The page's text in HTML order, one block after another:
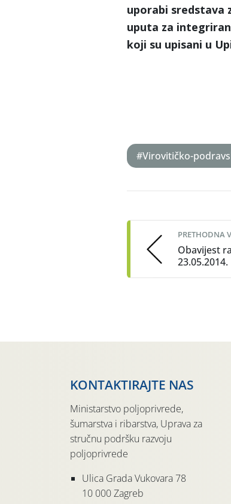
uporabi sredstava
uputa za
koji su upisani u
#Virovitičko-
navigation
PRETHODNA
Obavijest
23.05.2014.
KONTAKTIRAJTE NAS
Ministarstvo poljoprivrede,
šumarstva i ribarstva, Uprava za
stručnu podršku razvoju
poljoprivrede
Ulica Grada Vukovara 78
10 000 Zagreb